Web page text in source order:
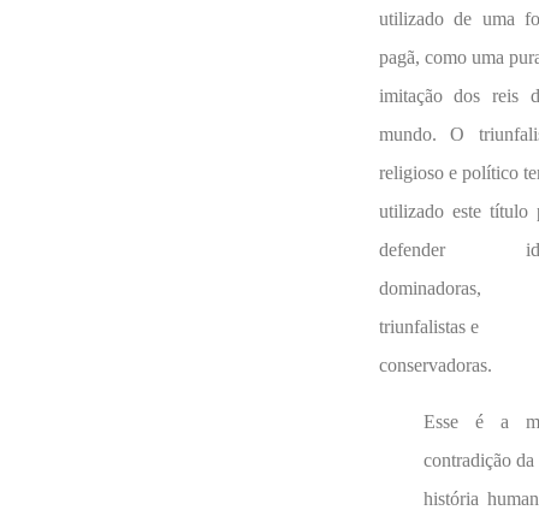
utilizado de uma
pagã, como uma
imitação dos reis
mundo. O
religioso e político
utilizado este título
defender
dominadoras,
triunfalistas e
conservadoras.
Esse é a
contradição da
história